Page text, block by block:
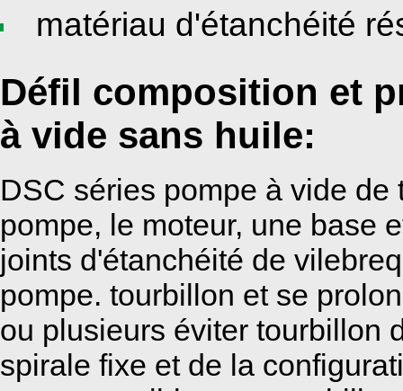
matériau d'étanchéité
Défil composition et
à vide sans huile:
DSC séries pompe à vide
pompe, le moteur, une base
joints d'étanchéité de
pompe. tourbillon et se
ou plusieurs éviter tourbillon
spirale fixe et de la